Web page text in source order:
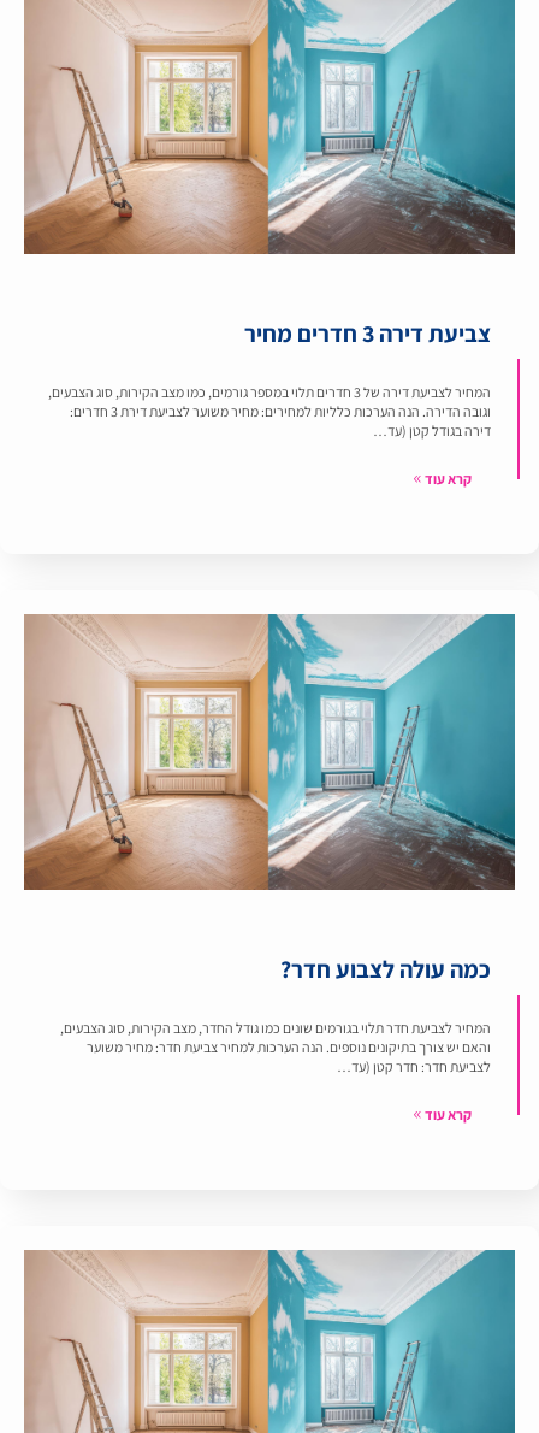
צביעת דירה 3 חדרים מחיר
המחיר לצביעת דירה של 3 חדרים תלוי במספר גורמים, כמו מצב הקירות, סוג הצבעים,
וגובה הדירה. הנה הערכות כלליות למחירים: מחיר משוער לצביעת דירת 3 חדרים:
דירה בגודל קטן (עד…
קרא עוד
כמה עולה לצבוע חדר?
המחיר לצביעת חדר תלוי בגורמים שונים כמו גודל החדר, מצב הקירות, סוג הצבעים,
והאם יש צורך בתיקונים נוספים. הנה הערכות למחיר צביעת חדר: מחיר משוער
לצביעת חדר: חדר קטן (עד…
קרא עוד